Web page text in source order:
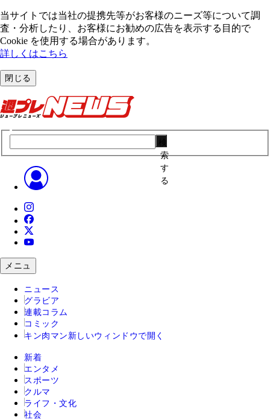
当サイトでは当社の提携先等がお客様のニーズ等について調
査・分析したり、お客様にお勧めの広告を表⽰する⽬的で
Cookie を使⽤する場合があります。
詳しくはこちら
閉じる
索
す
る
メニュ
ニュース
グラビア
連載コラム
コミック
キン肉マン 新しいウィンドウで開く
新着
エンタメ
スポーツ
クルマ
ライフ・文化
社会